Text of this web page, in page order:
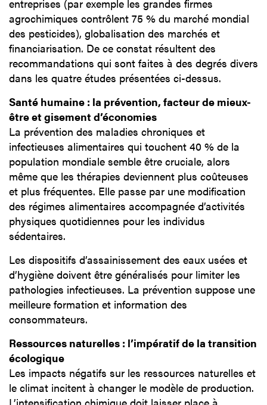
entreprises (par exemple les grandes firmes
agrochimiques contrôlent 75 % du marché mondial
des pesticides), globalisation des marchés et
financiarisation. De ce constat résultent des
recommandations qui sont faites à des degrés divers
dans les quatre études présentées ci-dessus.
Santé humaine : la prévention, facteur de mieux-
être et gisement d’économies
La prévention des maladies chroniques et
infectieuses alimentaires qui touchent 40 % de la
population mondiale semble être cruciale, alors
même que les thérapies deviennent plus coûteuses
et plus fréquentes. Elle passe par une modification
des régimes alimentaires accompagnée d’activités
physiques quotidiennes pour les individus
sédentaires.
Les dispositifs d’assainissement des eaux usées et
d’hygiène doivent être généralisés pour limiter les
pathologies infectieuses. La prévention suppose une
meilleure formation et information des
consommateurs.
Ressources naturelles : l’impératif de la transition
écologique
Les impacts négatifs sur les ressources naturelles et
le climat incitent à changer le modèle de production.